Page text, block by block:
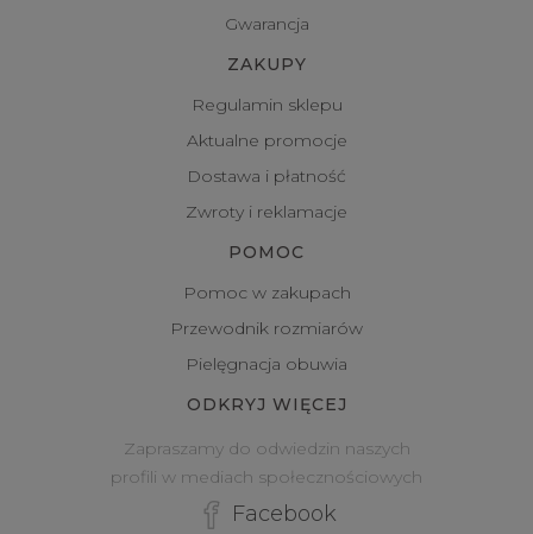
Gwarancja
ZAKUPY
Regulamin sklepu
Aktualne promocje
Dostawa i płatność
Zwroty i reklamacje
POMOC
Pomoc w zakupach
Przewodnik rozmiarów
Pielęgnacja obuwia
ODKRYJ WIĘCEJ
Zapraszamy do odwiedzin naszych
profili w mediach społecznościowych
Facebook